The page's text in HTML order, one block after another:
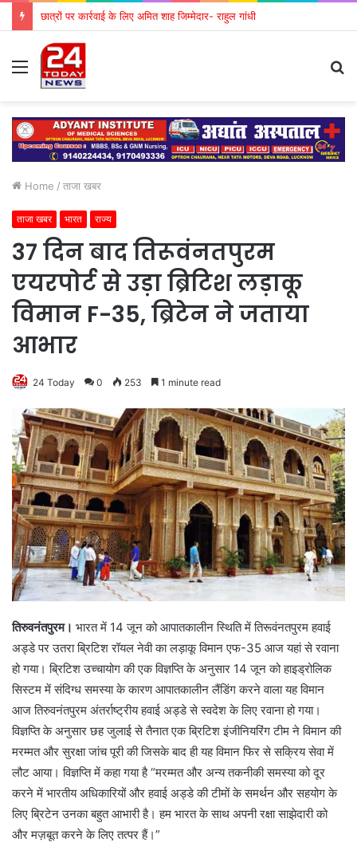
छात्रों पर कार्रवाई के लिए अमित शाह जिम्मेदार- राहुल गांधी
Menu
Home / ताजा खबर
ताजा खबर भारत राज्य
37 दिन बाद तिरूवंनतपुरम
एयरपोर्ट से उड़ा ब्रिटिश लड़ाकू
विमान F-35, ब्रिटेन ने जताया
आभार
24 Today 0 253 1 minute read
तिरुवनंतपुरम। भारत में 14 जून को आपातकालीन स्थिति में तिरूवंनतपुरम हवाई
अड्डे पर उतरा ब्रिटिश रॉयल नेवी का लड़ाकू विमान एफ-35 आज यहां से रवाना
हो गया। ब्रिटिश उच्चायोग की एक विज्ञप्ति के अनुसार 14 जून को हाइड्रोलिक
सिस्टम में संदिग्ध समस्या के कारण आपातकालीन लैंडिंग करने वाला यह विमान
आज तिरुवनंतपुरम अंतर्राष्ट्रीय हवाई अड्डे से स्वदेश के लिए रवाना हो गया।
विज्ञप्ति के अनुसार छह जुलाई से तैनात एक ब्रिटिश इंजीनियरिंग टीम ने विमान की
मरम्मत और सुरक्षा जांच पूरी की जिसके बाद ही यह विमान फिर से सक्रिय सेवा में
लौट आया। विज्ञप्ति में कहा गया है “मरम्मत और अन्य तकनीकी समस्या को दूर
करने में भारतीय अधिकारियों और हवाई अड्डे की टीमों के समर्थन और सहयोग के
लिए ब्रिटेन उनका बहुत आभारी है। हम भारत के साथ अपनी रक्षा साझेदारी को
और मज़बूत करने के लिए तत्पर हैं।”